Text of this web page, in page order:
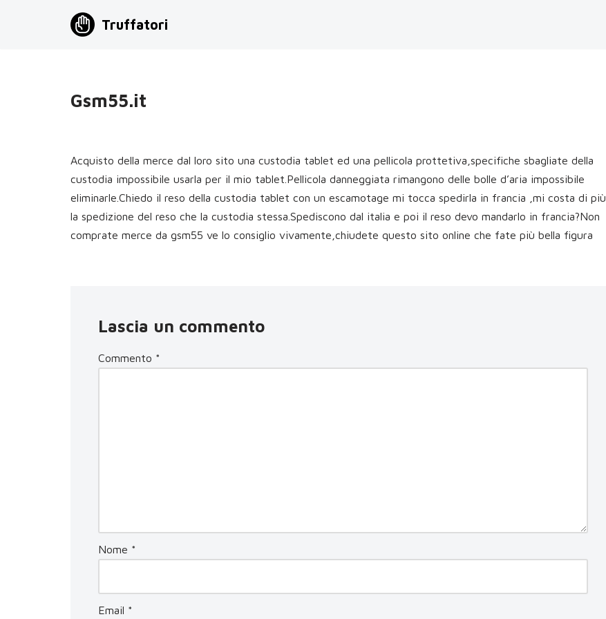
Truffatori
Gsm55.it
Acquisto della merce dal loro sito una custodia tablet ed una pellicola prottetiva,specifiche sbagliate della
custodia impossibile usarla per il mio tablet.Pellicola danneggiata rimangono delle bolle d’aria impossibile
eliminarle.Chiedo il reso della custodia tablet con un escamotage mi tocca spedirla in francia ,mi costa di più
la spedizione del reso che la custodia stessa.Spediscono dal italia e poi il reso devo mandarlo in francia?Non
comprate merce da gsm55 ve lo consiglio vivamente,chiudete questo sito online che fate più bella figura
Lascia un commento
Commento *
Nome *
Email *